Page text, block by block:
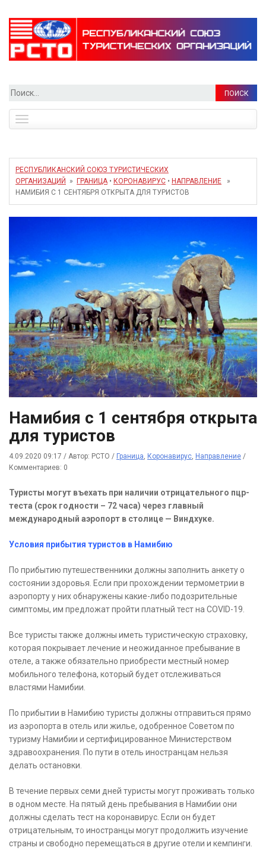
Найти:
navigation
РЕСПУБЛИКАНСКИЙ СОЮЗ ТУРИСТИЧЕСКИХ
ОРГАНИЗАЦИЙ
» ГРАНИЦА• КОРОНАВИРУС • НАПРАВЛЕНИЕ »
НАМИБИЯ С 1 СЕНТЯБРЯ ОТКРЫТА ДЛЯ ТУРИСТОВ
Намибия с 1 сентября открыта
для туристов
4.09.2020 09:17 / Автор: РСТО / Граница, Коронавирус, Направление /
Комментариев: 0
Туристы могут въехать при наличии отрицательного пцр-
теста (срок годности – 72 часа) через главный
международный аэропорт в столице — Виндхуке.
Условия прибытия туристов в Намибию
По прибытию путешественники должны заполнить анкету о
состоянии здоровья. Если при прохождении термометрии в
аэропорту у них обнаружены какие-либо подозрительные
симптомы, им предложат пройти платный тест на COVID-19.
Все туристы также должны иметь туристическую страховку,
которая покрывает лечение и неожиданное пребывание в
отеле, а также обязательно приобрести местный номер
мобильного телефона, который будет отслеживаться
властями Намибии.
По прибытии в Намибию туристы должны отправиться прямо
из аэропорта в отель или жилье, одобренное Советом по
туризму Намибии и сертифицированное Министерством
здравоохранения. По пути в отель иностранцам нельзя
делать остановки.
В течение первых семи дней туристы могут проживать только
в одном месте. На пятый день пребывания в Намибии они
должны сделать тест на коронавирус. Если он будет
отрицательным, то иностранцы могут продолжить изучение
страны и свободно перемещаться в другие отели и кемпинги.